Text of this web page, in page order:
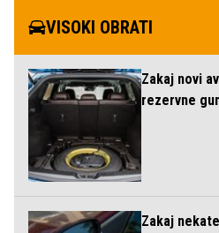
VISOKI OBRATI
Zakaj novi
rezervne
Zakaj